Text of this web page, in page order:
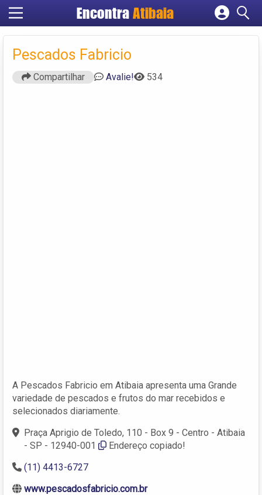
Encontra Atibaia
Cadastrar empresa
Criar conta
Pescados Fabricio
Compartilhar Avalie! 534
A Pescados Fabricio em Atibaia apresenta uma Grande
variedade de pescados e frutos do mar recebidos e
selecionados diariamente.
Praça Aprigio de Toledo, 110 - Box 9 - Centro - Atibaia
- SP - 12940-001
Endereço copiado!
(11) 4413-6727
www.pescadosfabricio.com.br